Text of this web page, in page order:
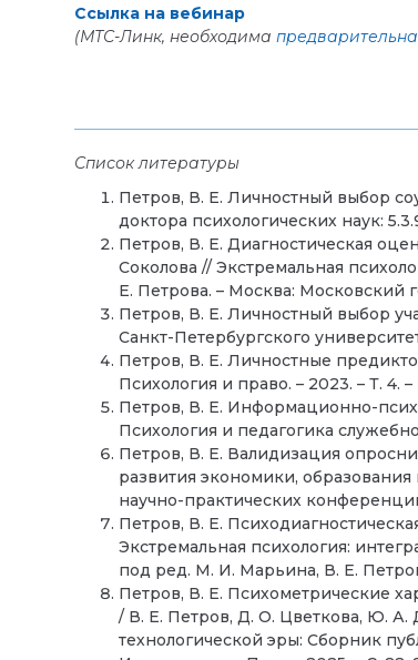
Ссылка на вебинар
(МТС-Линк, необходима
Список литературы
Петров, В. Е. Личностный выбор
доктора психологических наук:
Петров, В. Е. Диагностическая
Соколова // Экстремальная
Е. Петрова. – Москва: Московский
Петров, В. Е. Личностный выбор
Санкт-Петербургского
Петров, В. Е. Личностные
Психология и право. – 2023. – Т. 4. –
Петров, В. Е. Информационно-
Психология и педагогика
Петров, В. Е. Валидизация
развития экономики,
научно-практических
Петров, В. Е.
Экстремальная психология:
под ред. М. И. Марьина, В. Е.
Петров, В. Е. Психометрические
/ В. Е. Петров, Д. О. Цветкова, Ю. А.
технологической эры: Сборник